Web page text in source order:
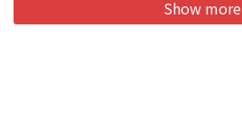
Show more